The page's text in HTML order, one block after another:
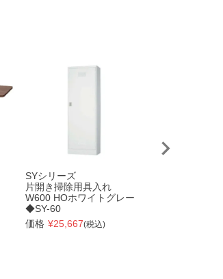
SYシリーズ
片開き掃除用具入れ
W600 HOホワイトグレー
◆SY-60
価格 ¥25,667(税込)